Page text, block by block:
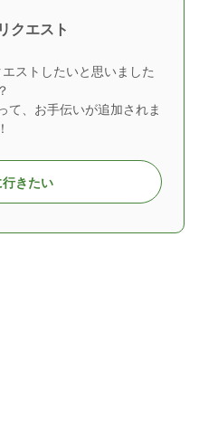
クエスト
ストしたいと思いました
て、お手伝いが追加されま
きたい